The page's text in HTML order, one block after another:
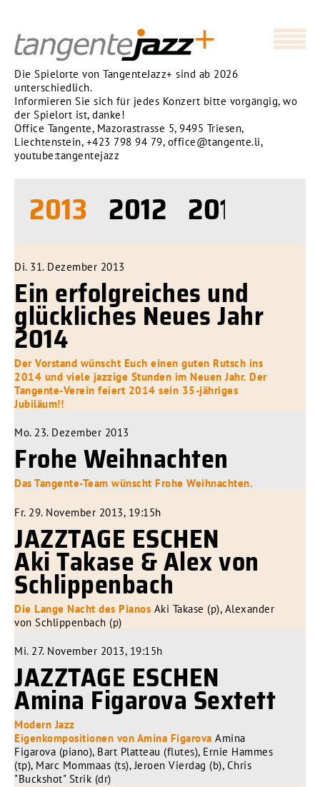
Die Spielorte von TangenteJazz+ sind ab 2026
unterschiedlich.
Informieren Sie sich für jedes Konzert bitte vorgängig, wo
der Spielort ist, danke!
Office Tangente, Mazorastrasse 5, 9495 Triesen,
Liechtenstein, +423 798 94 79, office@tangente.li,
youtube:tangentejazz
2013 2012 2011
Di. 31. Dezember 2013
Ein erfolgreiches und
glückliches Neues Jahr
2014
Der Vorstand wünscht Euch einen guten Rutsch ins
2014 und viele jazzige Stunden im Neuen Jahr. Der
Tangente-Verein feiert 2014 sein 35-jähriges
Jubiläum!!
Mo. 23. Dezember 2013
Frohe Weihnachten
Das Tangente-Team wünscht Frohe Weihnachten.
Fr. 29. November 2013, 19:15h
JAZZTAGE ESCHEN
Aki Takase & Alex von
Schlippenbach
Die Lange Nacht des Pianos Aki Takase (p), Alexander
von Schlippenbach (p)
Mi. 27. November 2013, 19:15h
JAZZTAGE ESCHEN
Amina Figarova Sextett
Modern Jazz
Eigenkompositionen von Amina Figarova Amina
Figarova (piano), Bart Platteau (flutes), Ernie Hammes
(tp), Marc Mommaas (ts), Jeroen Vierdag (b), Chris
"Buckshot" Strik (dr)